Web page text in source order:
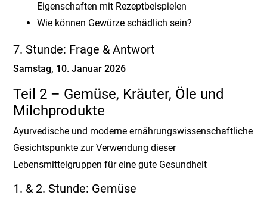
Eigenschaften mit Rezeptbeispielen
Wie können Gewürze schädlich sein?
7. Stunde: Frage & Antwort
Samstag, 10. Januar 2026
Teil 2 – Gemüse, Kräuter, Öle und
Milchprodukte
Ayurvedische und moderne ernährungswissenschaftliche
Gesichtspunkte zur Verwendung dieser
Lebensmittelgruppen für eine gute Gesundheit
1. & 2. Stunde: Gemüse